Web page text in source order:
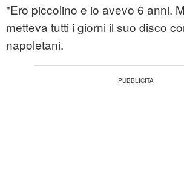
"Ero piccolino e io avevo 6 anni.
metteva tutti i giorni il suo disco
napoletani.